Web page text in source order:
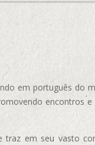
em português do
encontros
em seu vasto